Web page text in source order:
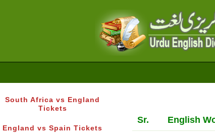
South Africa vs England
Tickets
England vs Spain Tickets
Sr. English